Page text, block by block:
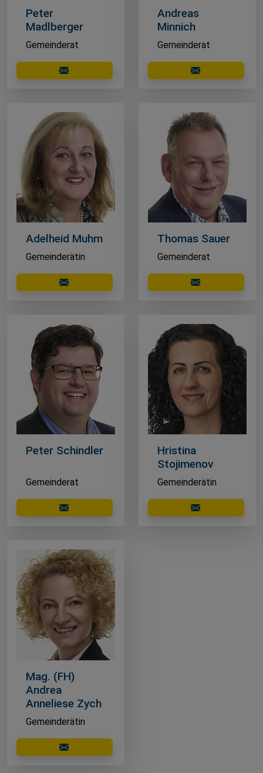
Peter
Madlberger
Gemeinderat
E-Mail schreiben
Andreas
Minnich
Gemeinderat
E-Mail
Adelheid Muhm
Gemeinderätin
E-Mail schreiben
Thomas Sauer
Gemeinderat
E-Mail
Peter Schindler
Gemeinderat
E-Mail schreiben
Hristina
Stojimenov
Gemeinderätin
E-Mail
Mag. (FH)
Andrea
Anneliese Zych
Gemeinderätin
E-Mail schreiben